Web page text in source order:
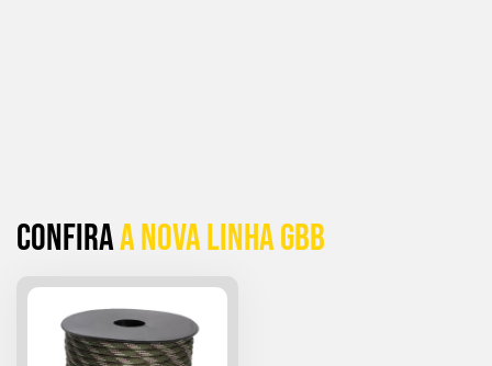
Confiraa Nova linha GBB